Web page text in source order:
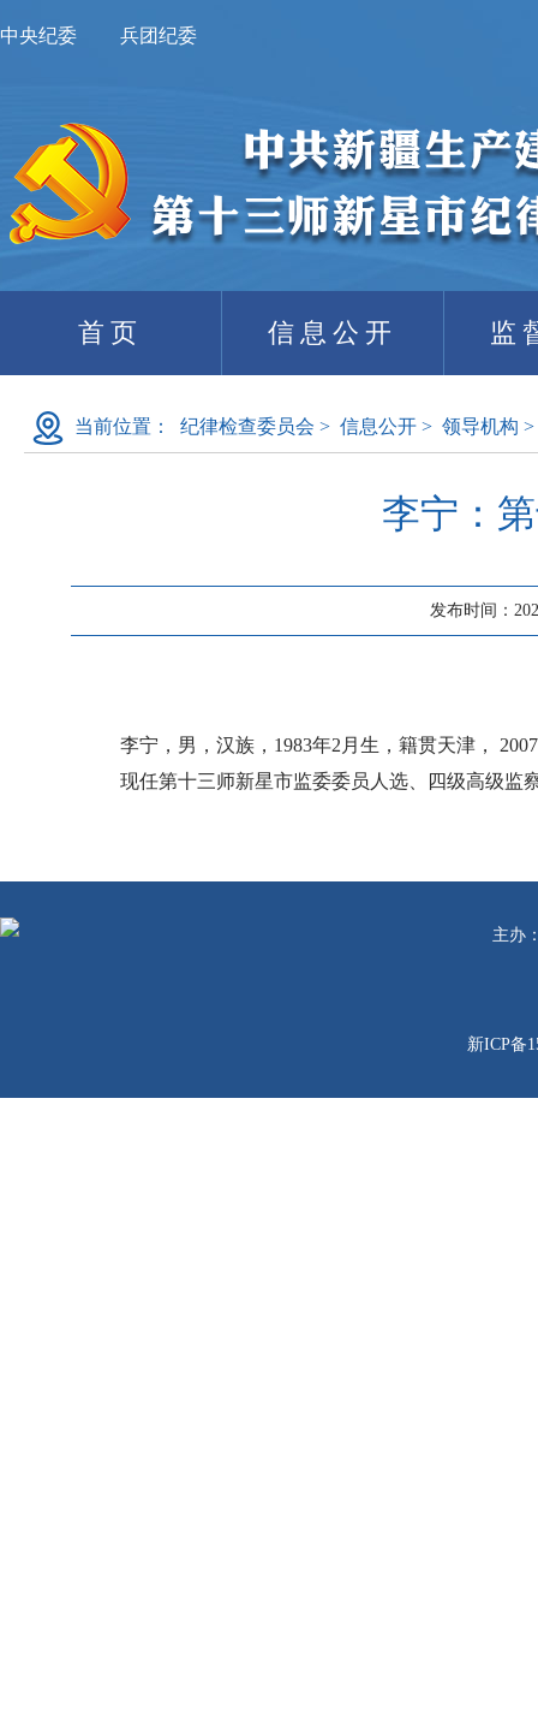
中央纪委 兵团纪委
首页 信息公开 监
当前位置： 纪律检查委员会 > 信息公开 > 领导机构 >
李宁：
发布时间：
李宁，男，汉族，1983年2月生，籍贯天津，
现任第十三师新星市监委委员人选、四级高级监
主办
新ICP备